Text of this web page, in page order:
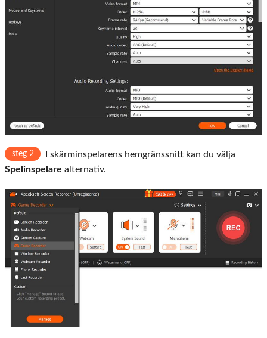
steg 2
I skärminspelarens hemgränssnitt kan du välja
Spelinspelare alternativ.